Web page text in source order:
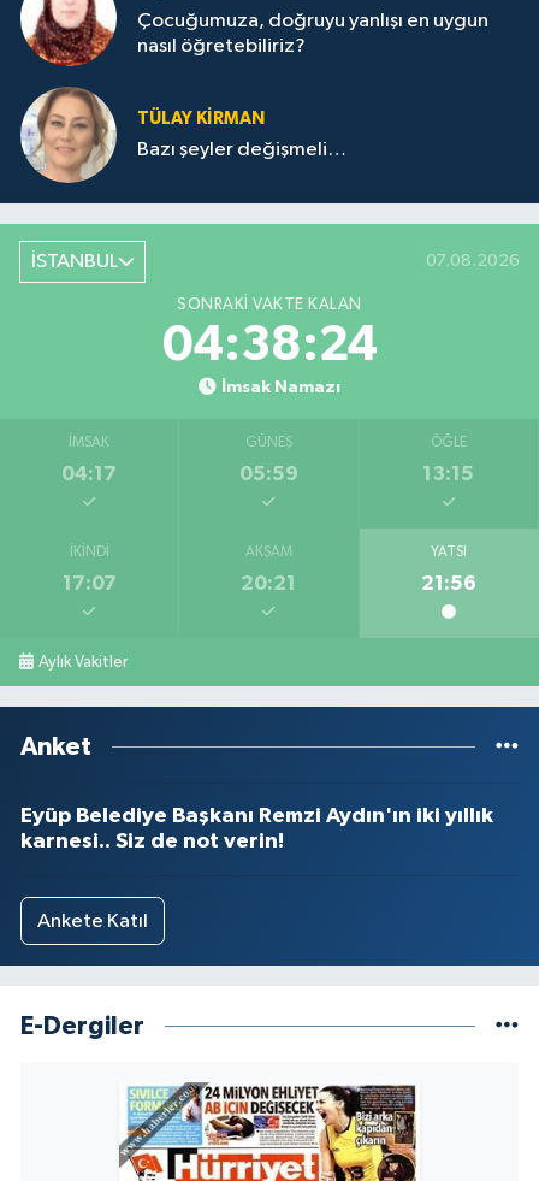
Çocuğumuza, doğruyu yanlışı en uygun
nasıl öğretebiliriz?
TÜLAY KİRMAN
Bazı şeyler değişmeli…
İSTANBUL 07.08.2026
SONRAKI VAKTE KALAN
04:38:24
İmsak Namazı
İMSAK
04:17
GÜNEŞ
05:59
ÖĞLE
13:15
İKINDI
17:07
AKŞAM
20:21
YATSI
21:56
Aylık Vakitler
Anket
Eyüp Belediye Başkanı Remzi Aydın'ın iki yıllık
karnesi.. Siz de not verin!
Ankete Katıl
E-Dergiler